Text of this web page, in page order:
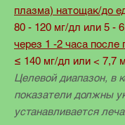
плазма) натощак/до
80 - 120 мг/дл или 5 -
через 1 -2 часа после
≤ 140 мг/дл или < 7,7
Целевой диапазон, в
показатели должны
устанавливается